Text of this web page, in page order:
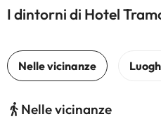
I dintorni di Hotel
Nelle vicinanze